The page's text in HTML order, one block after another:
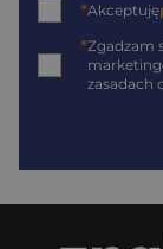
*Akceptuję
*Zgadzam
zasadach